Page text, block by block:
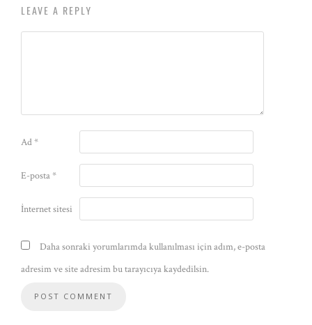
LEAVE A REPLY
Ad*
E-posta*
İnternet sitesi
Daha sonraki yorumlarımda kullanılması için adım, e-posta
adresim ve site adresim bu tarayıcıya kaydedilsin.